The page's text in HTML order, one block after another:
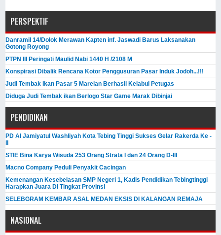
PERSPEKTIF
Danramil 14/Dolok Merawan Kapten inf. Jaswadi Barus Laksanakan
Gotong Royong
PTPN III Peringati Maulid Nabi 1440 H /2108 M
Konspirasi Dibalik Rencana Kotor Penggusuran Pasar Induk Jodoh...!!!
Judi Tembak Ikan Pasar 5 Marelan Berhasil Kelabui Petugas
Diduga Judi Tembak ikan Berlogo Star Game Marak Dibinjai
PENDIDIKAN
PD Al Jamiyatul Washliyah Kota Tebing Tinggi Sukses Gelar Rakerda Ke -
STIE Bina Karya Wisuda 253 Orang Strata I dan 24 Orang D-III
Macno Company Peduli Penyakit Cacingan
Kemenangan Kesebelasan SMP Negeri 1, Kadis Pendidikan Tebingtinggi
Harapkan Juara Di Tingkat Provinsi
SELEBGRAM KEMBAR ASAL MEDAN EKSIS DI KALANGAN REMAJA
NASIONAL